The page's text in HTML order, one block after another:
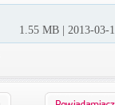
1.55 MB | 2013-03-